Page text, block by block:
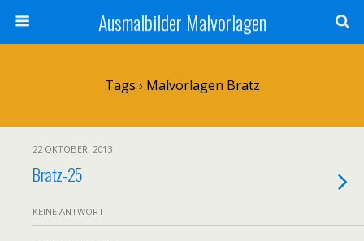
Ausmalbilder Malvorlagen
Tags › Malvorlagen Bratz
22 OKTOBER, 2013
Bratz-25
KEINE ANTWORT